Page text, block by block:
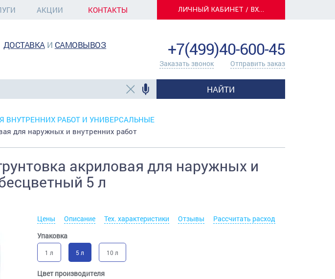
АКЦИИ КОНТАКТЫ ЛИЧНЫЙ КАБИНЕТ / ВХОД
ДОСТАВКАИ САМОВЫВОЗ +7(499)40-600-45
Заказать звонок Отправить заказ
НАЙТИ
ВНУТРЕННИХ РАБОТ И УНИВЕРСАЛЬНЫЕ
для наружных и внутренних работ
акриловая для наружных и
5 л
Цены Описание Тех. характеристики Отзывы
Рассчитать расход
Упаковка
1 л 5 л 10 л
Цвет производителя